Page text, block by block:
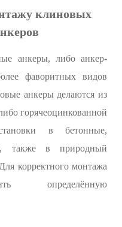
клиновых
анкеры, либо анкер-
фаворитных видов
анкеры делаются из
горячеоцинкованной
в бетонные,
также в природный
корректного монтажа
определённую